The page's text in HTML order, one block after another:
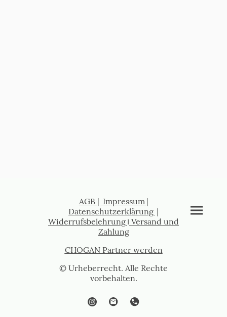
AGB | Impressum |
Datenschutzerklärung |
Widerrufsbelehrung I Versand und
Zahlung
CHOGAN Partner werden
© Urheberrecht. Alle Rechte
vorbehalten.